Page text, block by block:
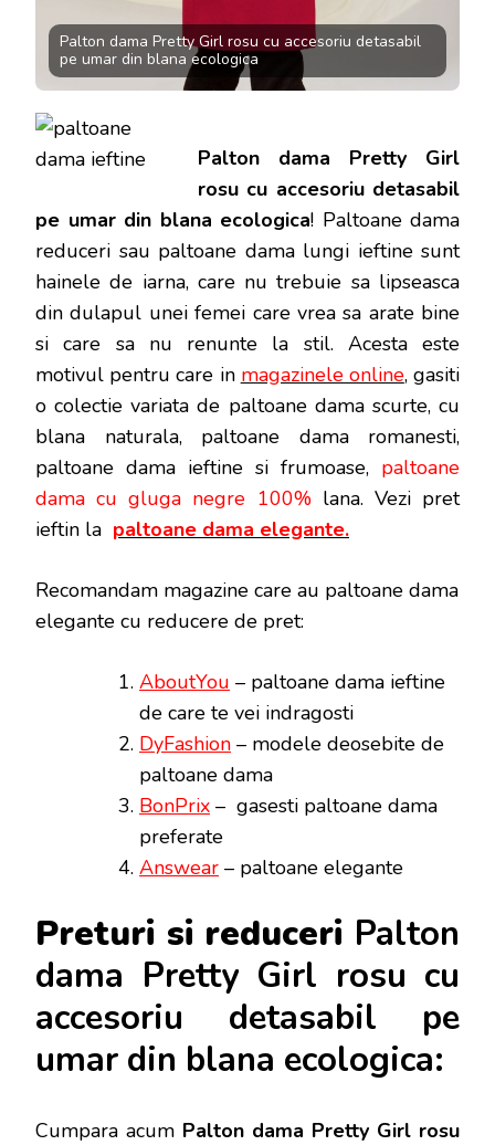
Palton dama Pretty Girl rosu cu accesoriu detasabil
pe umar din blana ecologica
Palton dama Pretty Girl
rosu cu accesoriu detasabil
pe umar din blana ecologica! Paltoane dama
reduceri sau paltoane dama lungi ieftine sunt
hainele de iarna, care nu trebuie sa lipseasca
din dulapul unei femei care vrea sa arate bine
si care sa nu renunte la stil. Acesta este
motivul pentru care in magazinele online, gasiti
o colectie variata de paltoane dama scurte, cu
blana naturala, paltoane dama romanesti,
paltoane dama ieftine si frumoase, paltoane
dama cu gluga negre 100%lana. Vezi pret
ieftin la paltoane dama elegante.
Recomandam magazine care au paltoane dama
elegante cu reducere de pret:
AboutYou – paltoane dama ieftine
de care te vei indragosti
DyFashion – modele deosebite de
paltoane dama
BonPrix – gasesti paltoane dama
preferate
Answear – paltoane elegante
Preturi si reduceri Palton
dama Pretty Girl rosu cu
accesoriu detasabil pe
umar din blana ecologica:
Cumpara acum Palton dama Pretty Girl rosu